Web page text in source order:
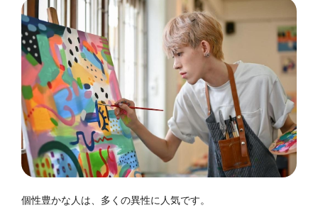
個性豊かな人は、多くの異性に人気です。